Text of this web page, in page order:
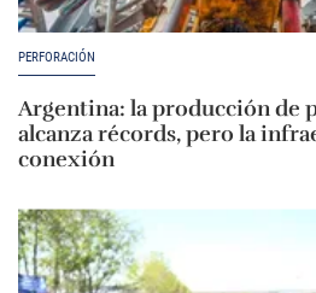
PERFORACIÓN
Argentina: la producción de
alcanza récords, pero la
conexión